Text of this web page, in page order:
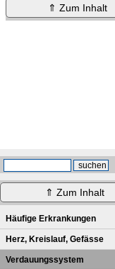
⇑ Zum Inhalt
⇑ Zum Inhalt
Häufige Erkrankungen
Herz, Kreislauf, Gefässe
Verdauungssystem